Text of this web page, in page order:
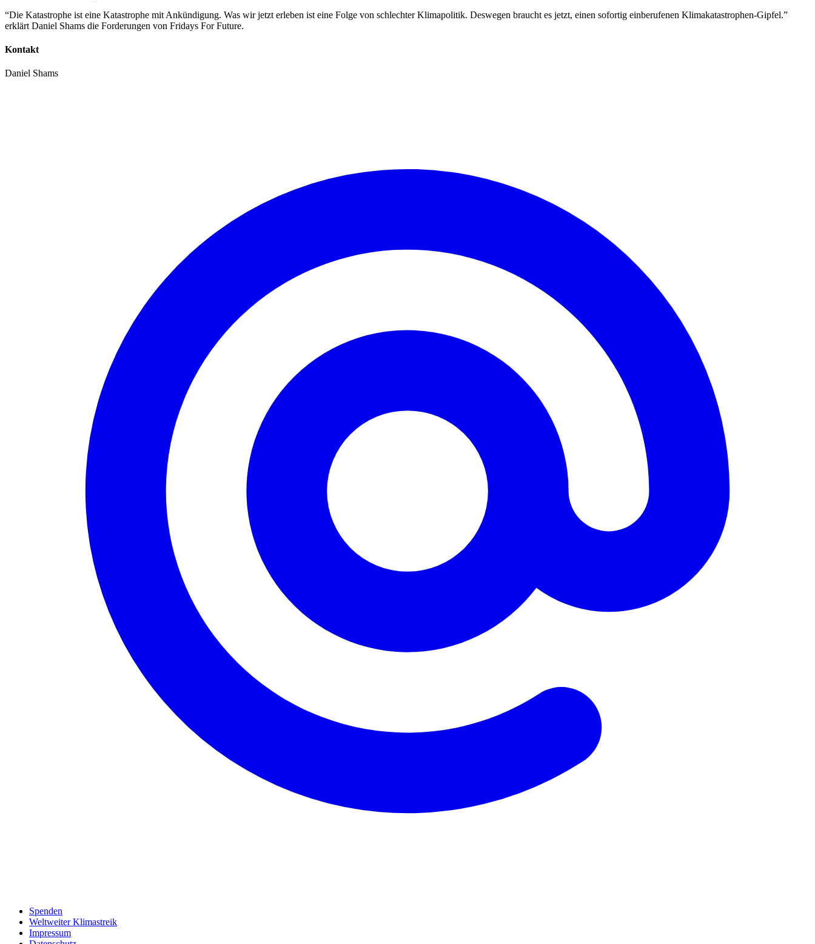
“Die Katastrophe ist eine Katastrophe mit Ankündigung. Was wir jetzt erleben ist eine Folge von schlechter Klimapolitik. Deswegen braucht es jetzt, einen sofortig einberufenen Klimakatastrophen-Gipfel.”
erklärt Daniel Shams die Forderungen von Fridays For Future.
Kontakt
Daniel Shams
Spenden
Weltweiter Klimastreik
Impressum